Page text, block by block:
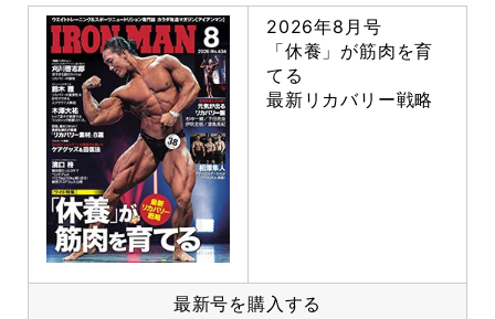
2026年8月号
「休養」が筋肉を育
てる
最新リカバリー戦略
最新号を購入する